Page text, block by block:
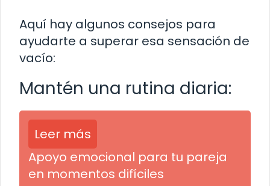
Aquí hay algunos consejos para
ayudarte a superar esa sensación de
vacío:
Mantén una rutina diaria:
Leer más
Apoyo emocional para tu pareja
en momentos difíciles